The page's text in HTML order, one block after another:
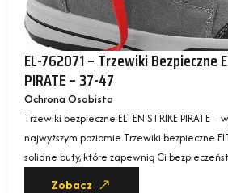
EL-762071 – Trzewiki Bezpieczne
PIRATE – 37-47
Ochrona Osobista
Trzewiki bezpieczne ELTEN STRIKE PIRATE
najwyższym poziomie Trzewiki bezpieczne
solidne buty, które zapewnią Ci
Zobacz